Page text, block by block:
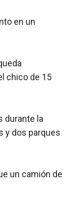
en un
chico de 15
durante la
y dos parques
un camión de